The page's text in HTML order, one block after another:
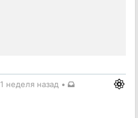
1 неделя назад •